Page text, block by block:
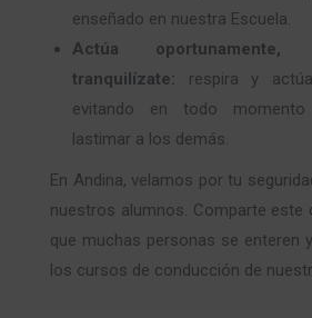
enseñado en nuestra Escuela.
Actúa
tranquilízate: respira y
evitando en todo
lastimar a los demás.
En Andina, velamos por tu
nuestros alumnos. Comparte este
que muchas personas se enteren
los cursos de conducción de